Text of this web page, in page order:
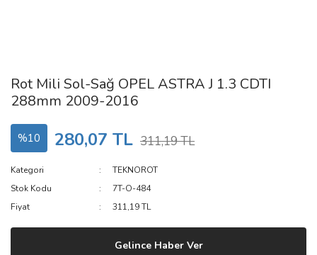
Rot Mili Sol-Sağ OPEL ASTRA J 1.3 CDTI
288mm 2009-2016
%10 280,07 TL 311,19 TL
Kategori
TEKNOROT
Stok Kodu
7T-O-484
Fiyat
311,19 TL
Gelince Haber Ver